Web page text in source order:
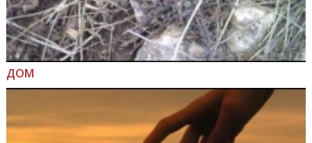
ДОМ